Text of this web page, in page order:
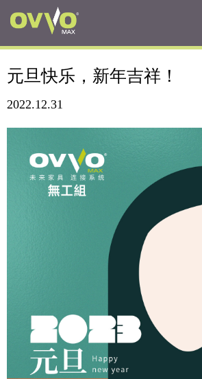
元旦快乐，新年吉祥！
2022.12.31